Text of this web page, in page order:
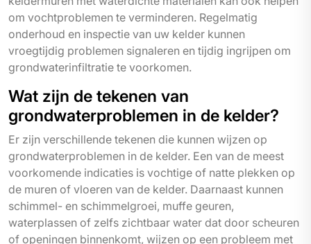
om vochtproblemen te verminderen. Regelmatig
onderhoud en inspectie van uw kelder kunnen
vroegtijdig problemen signaleren en tijdig ingrijpen om
grondwaterinfiltratie te voorkomen.
Wat zijn de tekenen van
grondwaterproblemen in de kelder?
Er zijn verschillende tekenen die kunnen wijzen op
grondwaterproblemen in de kelder. Een van de meest
voorkomende indicaties is vochtige of natte plekken op
de muren of vloeren van de kelder. Daarnaast kunnen
schimmel- en schimmelgroei, muffe geuren,
waterplassen of zelfs zichtbaar water dat door scheuren
of openingen binnenkomt, wijzen op een probleem met